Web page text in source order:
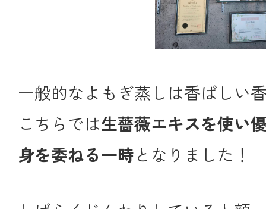
一般的なよもぎ蒸しは香ばしい
こちらでは生薔薇エキスを使い
身を委ねる一時となりました！